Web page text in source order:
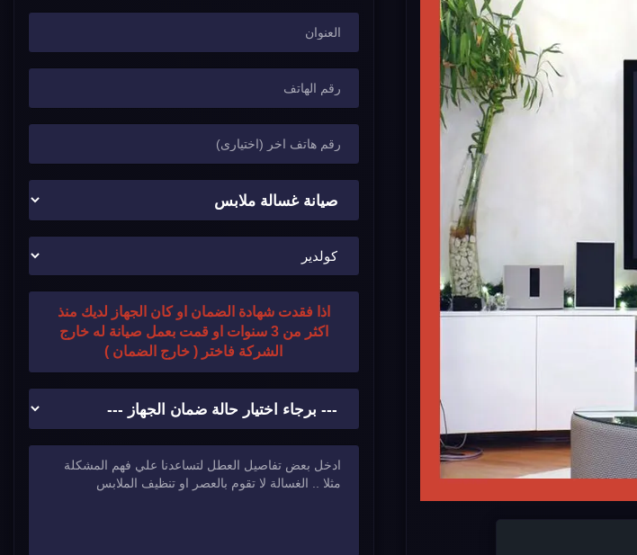
اذا فقدت شهادة الضمان او كان الجهاز لديك منذ
اكثر من 3 سنوات او قمت بعمل صيانة له خارج
الشركة فاختر ( خارج الضمان )